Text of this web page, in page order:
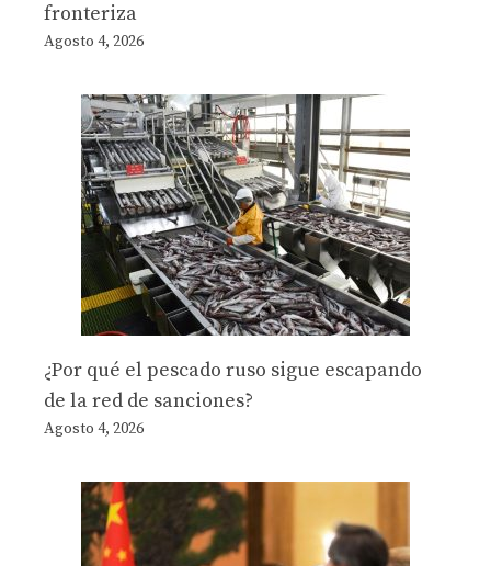
fronteriza
Agosto 4, 2026
¿Por qué el pescado ruso sigue escapando
de la red de sanciones?
Agosto 4, 2026